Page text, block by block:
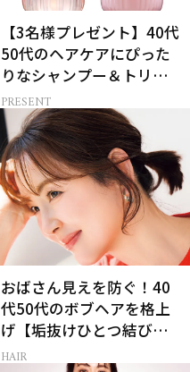
【3名様プレゼント】40代
50代のヘアケアにぴった
りなシャンプー＆トリー
トメントで、うねり悩み
に対処！
PRESENT
おばさん見えを防ぐ！40
代50代のボブヘアを格上
げ【垢抜けひとつ結び】
のルール
HAIR